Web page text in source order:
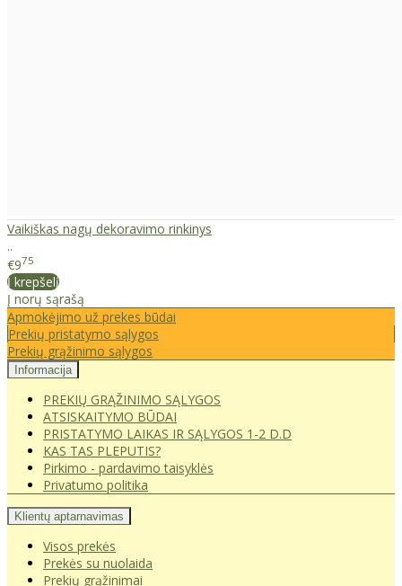
Vaikiškas nagų dekoravimo rinkinys
..
€975
Į krepšelį
Į norų sąrašą
Apmokėjimo už prekes būdai
Prekių pristatymo sąlygos
Prekių grąžinimo sąlygos
Informacija
PREKIŲ GRĄŽINIMO SĄLYGOS
ATSISKAITYMO BŪDAI
PRISTATYMO LAIKAS IR SĄLYGOS 1-2 D.D
KAS TAS PLEPUTIS?
Pirkimo - pardavimo taisyklės
Privatumo politika
Klientų aptarnavimas
Visos prekės
Prekės su nuolaida
Prekių grąžinimai